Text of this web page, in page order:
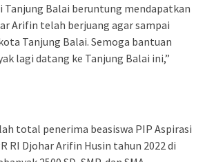
Balai beruntung mendapatkan
Arifin telah berjuang agar sampai
Tanjung Balai. Semoga bantuan
lagi datang ke Tanjung Balai ini,”
total penerima beasiswa PIP Aspirasi
RI Djohar Arifin Husin tahun 2022 di